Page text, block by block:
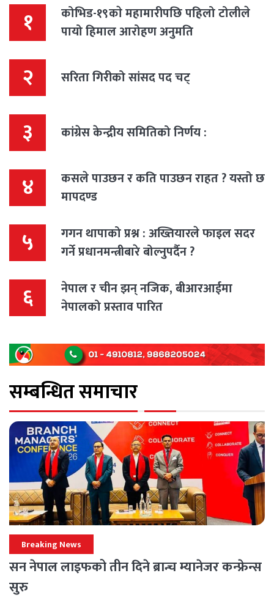
१
कोभिड-१९काे महामारीपछि पहिलो टोलीले
पायो हिमाल आरोहण अनुमति
२ सरिता गिरीको सांसद पद चट्
३ कांग्रेस केन्द्रीय समितिको निर्णय :
४
कसले पाउछन र कति पाउछन राहत ? यस्तो छ
मापदण्ड
५
गगन थापाको प्रश्न : अख्तियारले फाइल सदर
गर्ने प्रधानमन्त्रीबारे बोल्नुपर्दैन ?
६
नेपाल र चीन झन् नजिक, बीआरआईमा
नेपालको प्रस्ताव पारित
सम्बन्धित समाचार
Breaking News
सन नेपाल लाइफको तीन दिने ब्रान्च म्यानेजर कन्फ्रेन्स
सुरु